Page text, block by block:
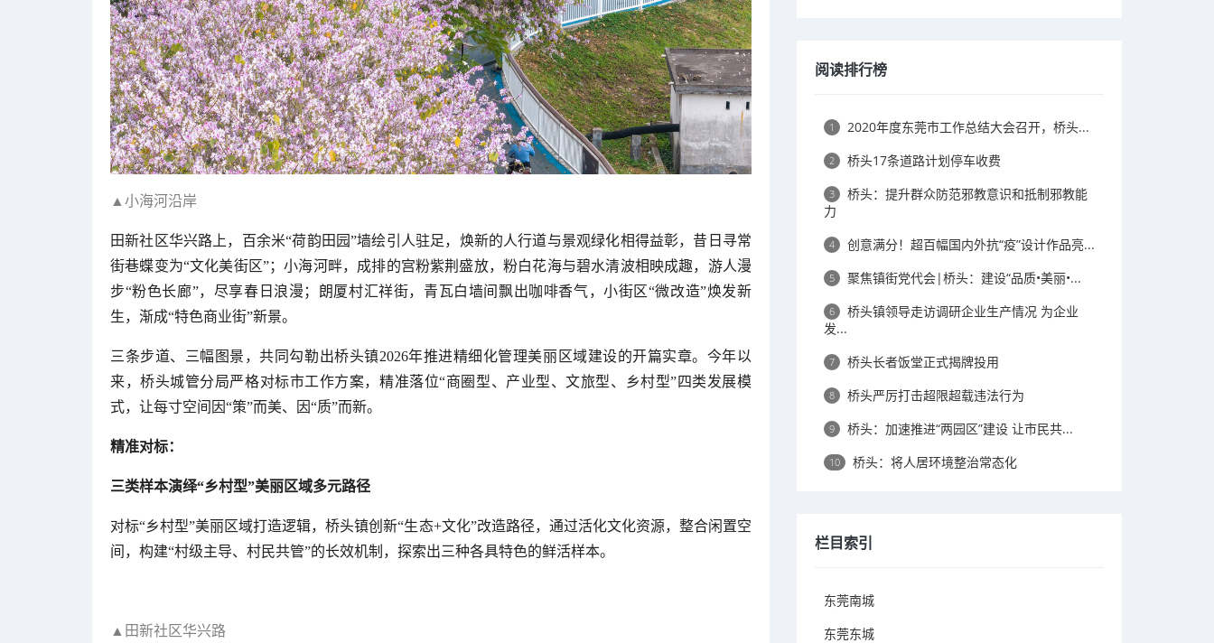
▲小海河沿岸
田新社区华兴路上，百余米“荷韵田园”墙绘引人驻足，焕新的人行道与景观绿化相得益彰，昔日寻常
街巷蝶变为“文化美街区”；小海河畔，成排的宫粉紫荆盛放，粉白花海与碧水清波相映成趣，游人漫
步“粉色长廊”，尽享春日浪漫；朗厦村汇祥街，青瓦白墙间飘出咖啡香气，小街区“微改造”焕发新
生，渐成“特色商业街”新景。
三条步道、三幅图景，共同勾勒出桥头镇2026年推进精细化管理美丽区域建设的开篇实章。今年以
来，桥头城管分局严格对标市工作方案，精准落位“商圈型、产业型、文旅型、乡村型”四类发展模
式，让每寸空间因“策”而美、因“质”而新。
精准对标：
三类样本演绎“乡村型”美丽区域多元路径
对标“乡村型”美丽区域打造逻辑，桥头镇创新“生态+文化”改造路径，通过活化文化资源，整合闲置空
间，构建“村级主导、村民共管”的长效机制，探索出三种各具特色的鲜活样本。
▲田新社区华兴路
阅读排行榜
1 2020年度东莞市工作总结大会召开，桥头...
2 桥头17条道路计划停车收费
3
桥头：提升群众防范邪教意识和抵制邪教能
力
4 创意满分！超百幅国内外抗“疫”设计作品亮...
5 聚焦镇街党代会|桥头：建设“品质•美丽•...
6
桥头镇领导走访调研企业生产情况 为企业
发...
7 桥头长者饭堂正式揭牌投用
8 桥头严厉打击超限超载违法行为
9 桥头：​加速推进“两园区”建设 让市民共...
10 桥头：将人居环境整治常态化
栏目索引
东莞南城
东莞东城